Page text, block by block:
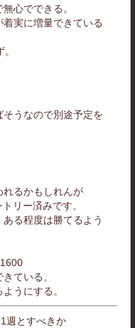
心でできる。
実に増量できている
うなので別途予定を
れるかもしれんが
リー済みです。
る程度は勝てるよう
ている。
うにする。
週とすべきか